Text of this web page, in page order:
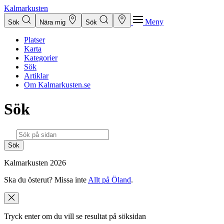
Kalmarkusten
Sök Nära mig Sök Meny
Platser
Karta
Kategorier
Sök
Artiklar
Om Kalmarkusten.se
Sök
Sök
Kalmarkusten 2026
Ska du österut? Missa inte Allt på Öland.
Tryck enter om du vill se resultat på söksidan